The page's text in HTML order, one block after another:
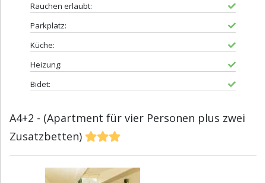
Rauchen erlaubt:
Parkplatz:
Küche:
Heizung:
Bidet:
A4+2 - (Apartment für vier Personen plus zwei
Zusatzbetten)